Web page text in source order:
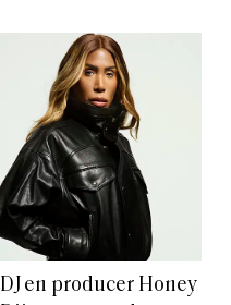
DJ en producer Honey